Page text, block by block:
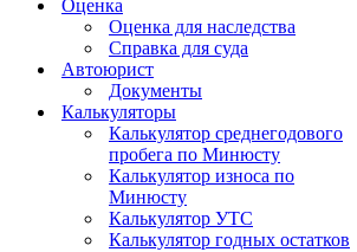
Оценка
Оценка для наследства
Справка для суда
Автоюрист
Документы
Калькуляторы
Калькулятор среднегодового
пробега по Минюсту
Калькулятор износа по
Минюсту
Калькулятор УТС
Калькулятор годных остатков